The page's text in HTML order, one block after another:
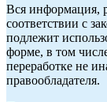
Вся информация,
соответствии с
подлежит
форме, в том
переработке не
правообладателя.